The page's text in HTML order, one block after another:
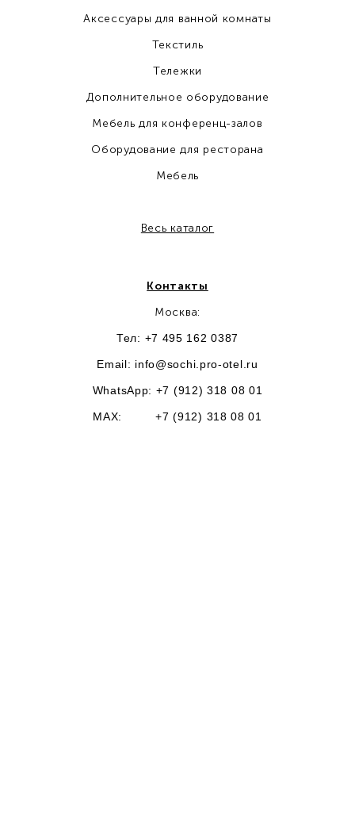
Аксессуары для ванной комнаты
Текстиль
Тележки
Дополнительное оборудование
Мебель для конференц-залов
Оборудование для ресторана
Мебель
Весь каталог
Контакты
Москва:
Тел: +7 495 162 0387
Email: info@sochi.pro-otel.ru
WhatsApp: +7 (912) 318 08 01
MAX: +7 (912) 318 08 01